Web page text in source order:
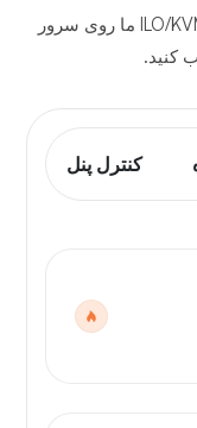
هر سیستم عاملی را با رابط اختصاصی ILO/KVM ما روی سرور
کنترل پنل